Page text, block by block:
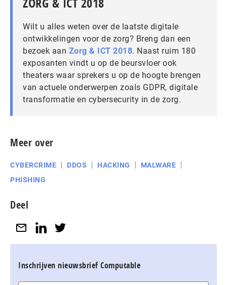
Wilt u alles weten over de laatste digitale
ontwikkelingen voor de zorg? Breng dan een
bezoek aan Zorg & ICT 2018. Naast ruim 180
exposanten vindt u op de beursvloer ook
theaters waar sprekers u op de hoogte brengen
van actuele onderwerpen zoals GDPR, digitale
transformatie en cybersecurity in de zorg.
Meer over
CYBERCRIME DDOS HACKING
MALWARE
PHISHING
Deel
Inschrijven nieuwsbrief Computable